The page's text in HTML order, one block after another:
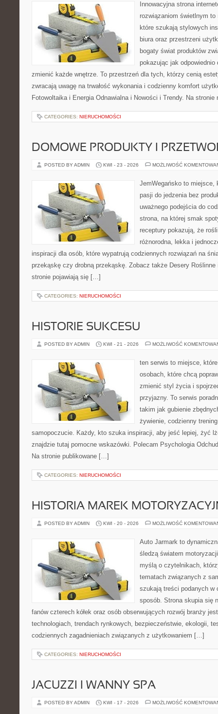
Innowacyjna strona
rozwiązaniom świetlnym
które szukają stylowych
biura oraz przestrzeni
bogaty świat produktów
pokazując jak odpowiednio
zmienić każde wnętrze. To przestrzeń dla tych, którzy cenią
zwracają uwagę na trwałość wykonania i codzienny komfort
Fotowoltaika i Energia Odnawialna i Nowości i Trendy. Na
CATEGORIES: NIERUCHOMOŚCI
DOMOWE PRODUKTY I
POSTED BY ADMIN KWI - 23 - 2026 MOŻLIWOŚĆ
JemWegańsko to miejsce,
pasji do jedzenia bez
uważnego podejścia do
strona, na której smak
receptury pokazują, że
różnorodna, lekka i
inspiracji dla osób, które wypatrują codziennych rozwiązań na
przekąskę czy drobną przekąskę. Zobacz także Desery
stronie pojawiają się […]
CATEGORIES: NIERUCHOMOŚCI
HISTORIE SUKCESU
POSTED BY ADMIN KWI - 21 - 2026 MOŻLIWOŚĆ
ten serwis to miejsce,
osobach, które chcą
zmienić styl życia i
przyjazny. To serwis
takim jak gubienie
żywienie, codzienny
samopoczucie. Każdy, kto szuka inspiracji, aby jeść lepiej, żyć
znajdzie tutaj pomocne wskazówki. Polecam Psychologia
Na stronie publikowane […]
CATEGORIES: NIERUCHOMOŚCI
HISTORIA MAREK
POSTED BY ADMIN KWI - 20 - 2026 MOŻLIWOŚĆ
Auto Jarmark to
śledzą światem
myślą o czytelnikach,
tematach związanych z
szukają treści podanych w
sposób. Strona skupia się
fanów czterech kółek oraz osób obserwujących rozwój branży
technologiach, trendach rynkowych, bezpieczeństwie, ekologii,
codziennych zagadnieniach związanych z użytkowaniem […]
CATEGORIES: NIERUCHOMOŚCI
JACUZZI I WANNY SPA
POSTED BY ADMIN KWI - 17 - 2026 MOŻLIWOŚĆ